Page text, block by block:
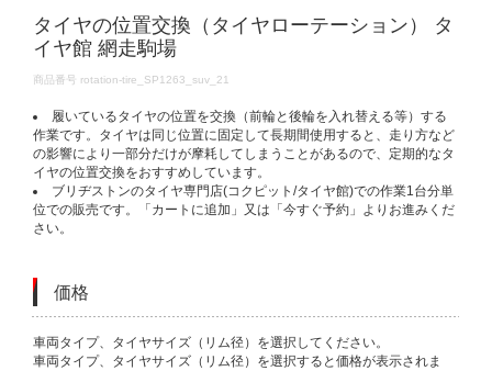
タイヤの位置交換（タイヤローテーション） タ
イヤ館 網走駒場
DETAILS
商品番号 rotation-tire_SP1263_suv_21
履いているタイヤの位置を交換（前輪と後輪を入れ替える等）する
作業です。タイヤは同じ位置に固定して長期間使用すると、走り方など
の影響により一部分だけが摩耗してしまうことがあるので、定期的なタ
イヤの位置交換をおすすめしています。
ブリヂストンのタイヤ専門店(コクピット/タイヤ館)での作業1台分単
位での販売です。「カートに追加」又は「今すぐ予約」よりお進みくだ
さい。
価格
VARIATIONS
車両タイプ、タイヤサイズ（リム径）を選択してください。
車両タイプ、タイヤサイズ（リム径）を選択すると価格が表示されま